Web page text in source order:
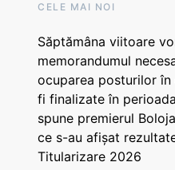
CELE MAI NOI
Săptămâna viitoare
memorandumul
ocuparea posturilor
fi finalizate în
spune premierul
ce s-au afișat
Titularizare 2026